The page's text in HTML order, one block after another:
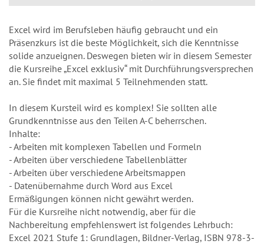
Excel wird im Berufsleben häufig gebraucht und ein
Präsenzkurs ist die beste Möglichkeit, sich die Kenntnisse
solide anzueignen. Deswegen bieten wir in diesem Semester
die Kursreihe „Excel exklusiv“ mit Durchführungsversprechen
an. Sie findet mit maximal 5 Teilnehmenden statt.
In diesem Kursteil wird es komplex! Sie sollten alle
Grundkenntnisse aus den Teilen A-C beherrschen.
Inhalte:
- Arbeiten mit komplexen Tabellen und Formeln
- Arbeiten über verschiedene Tabellenblätter
- Arbeiten über verschiedene Arbeitsmappen
- Datenübernahme durch Word aus Excel
Ermäßigungen können nicht gewährt werden.
Für die Kursreihe nicht notwendig, aber für die
Nachbereitung empfehlenswert ist folgendes Lehrbuch:
Excel 2021 Stufe 1: Grundlagen, Bildner-Verlag, ISBN 978-3-